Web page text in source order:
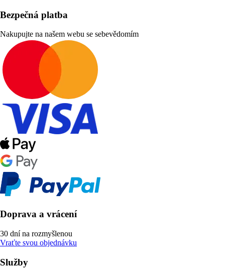
Bezpečná platba
Nakupujte na našem webu se sebevědomím
Doprava a vrácení
30 dní na rozmyšlenou
Vraťte svou objednávku
Služby